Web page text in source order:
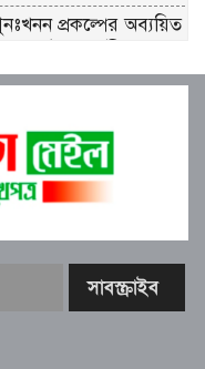
প্রকল্পের অব্যয়িত
ইউএনও
আয়েশা, চোখের জলেই
ইউনিয়নের ১০ম ত্রি-
ট্যাপেন্টাডল
সম্রাজ্ঞী’ বেহুলা ও